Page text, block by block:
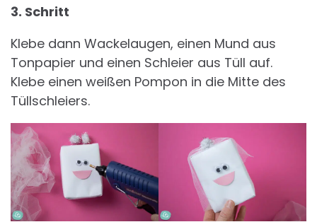
3. Schritt
Klebe dann Wackelaugen, einen Mund aus
Tonpapier und einen Schleier aus Tüll auf.
Klebe einen weißen Pompon in die Mitte des
Tüllschleiers.